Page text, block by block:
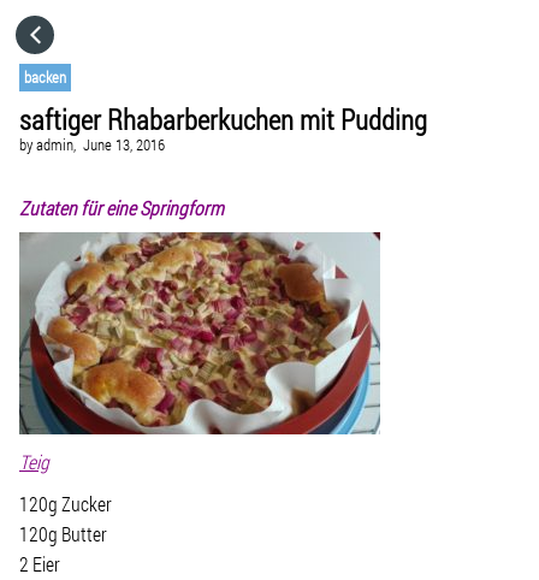
backen
saftiger Rhabarberkuchen mit Pudding
byadmin, June 13, 2016
Zutaten für eine Springform
Teig
120g Zucker
120g Butter
2 Eier
CATEGORIES
VISIT WEBSITE